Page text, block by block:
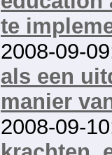
te
2008-09-
als een
manier
2008-09-